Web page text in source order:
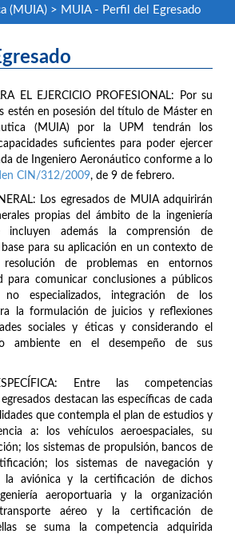
(MUIA)> MUIA - Perfil del Egresado
EL EJERCICIO PROFESIONAL: Por su
estén en posesión del título de Máster en
(MUIA) por la UPM tendrán los
suficientes para poder ejercer
de Ingeniero Aeronáutico conforme a lo
CIN/312/2009, de 9 de febrero.
Los egresados de MUIA adquirirán
propias del ámbito de la ingeniería
incluyen además la comprensión de
para su aplicación en un contexto de
resolución de problemas en entornos
para comunicar conclusiones a públicos
no especializados, integración de los
la formulación de juicios y reflexiones
sociales y éticas y considerando el
ambiente en el desempeño de sus
Entre las competencias
destacan las específicas de cada
que contempla el plan de estudios y
a: los vehículos aeroespaciales, su
los sistemas de propulsión, bancos de
los sistemas de navegación y
la aviónica y la certificación de dichos
aeroportuaria y la organización
aéreo y la certificación de
se suma la competencia adquirida